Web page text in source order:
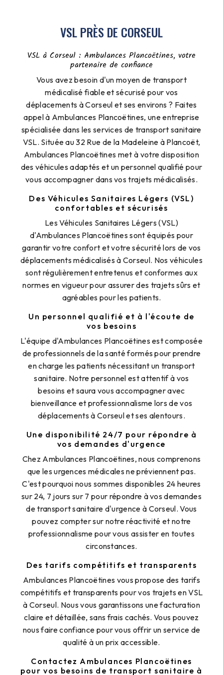
VSL PRÈS DE CORSEUL
VSL à Corseul : Ambulances Plancoëtines, votre
partenaire de confiance
Vous avez besoin d'un moyen de transport
médicalisé fiable et sécurisé pour vos
déplacements à Corseul et ses environs ? Faites
appel à Ambulances Plancoëtines, une entreprise
spécialisée dans les services de transport sanitaire
VSL. Située au 32 Rue de la Madeleine à Plancoët,
Ambulances Plancoëtines met à votre disposition
des véhicules adaptés et un personnel qualifié pour
vous accompagner dans vos trajets médicalisés.
Des Véhicules Sanitaires Légers (VSL)
confortables et sécurisés
Les Véhicules Sanitaires Légers (VSL)
d'Ambulances Plancoëtines sont équipés pour
garantir votre confort et votre sécurité lors de vos
déplacements médicalisés à Corseul. Nos véhicules
sont régulièrement entretenus et conformes aux
normes en vigueur pour assurer des trajets sûrs et
agréables pour les patients.
Un personnel qualifié et à l'écoute de
vos besoins
L'équipe d'Ambulances Plancoëtines est composée
de professionnels de la santé formés pour prendre
en charge les patients nécessitant un transport
sanitaire. Notre personnel est attentif à vos
besoins et saura vous accompagner avec
bienveillance et professionnalisme lors de vos
déplacements à Corseul et ses alentours.
Une disponibilité 24/7 pour répondre à
vos demandes d'urgence
Chez Ambulances Plancoëtines, nous comprenons
que les urgences médicales ne préviennent pas.
C'est pourquoi nous sommes disponibles 24 heures
sur 24, 7 jours sur 7 pour répondre à vos demandes
de transport sanitaire d'urgence à Corseul. Vous
pouvez compter sur notre réactivité et notre
professionnalisme pour vous assister en toutes
circonstances.
Des tarifs compétitifs et transparents
Ambulances Plancoëtines vous propose des tarifs
compétitifs et transparents pour vos trajets en VSL
à Corseul. Nous vous garantissons une facturation
claire et détaillée, sans frais cachés. Vous pouvez
nous faire confiance pour vous offrir un service de
qualité à un prix accessible.
Contactez Ambulances Plancoëtines
pour vos besoins de transport sanitaire à